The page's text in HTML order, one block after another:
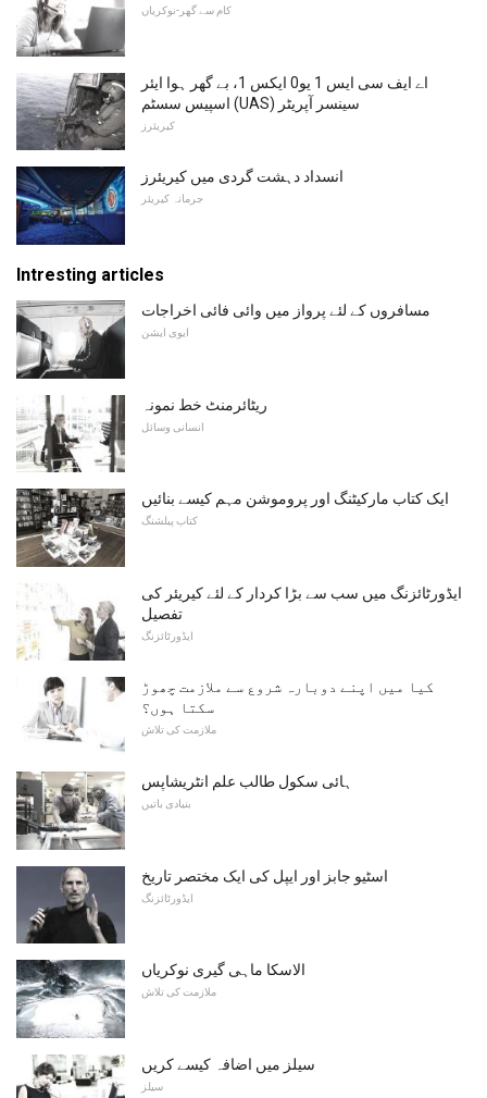
کام سے گھر-نوکریاں
اے ایف سی ایس 1 یو0 ایکس 1، بے گھر ہوا ایئر
اسپیس سسٹم (UAS) سینسر آپریٹر
کیریئرز
انسداد دہشت گردی میں کیریئرز
جرمانہ کیریئر
Intresting articles
مسافروں کے لئے پرواز میں وائی فائی اخراجات
ایوی ایشن
ریٹائرمنٹ خط نمونہ
انسانی وسائل
ایک کتاب مارکیٹنگ اور پروموشن مہم کیسے بنائیں
کتاب پبلشنگ
ایڈورٹائزنگ میں سب سے بڑا کردار کے لئے کیریئر کی
تفصیل
ایڈورٹائزنگ
کیا میں اپنے دوبارہ شروع سے ملازمت چھوڑ
سکتا ہوں؟
ملازمت کی تلاش
ہائی سکول طالب علم انٹریشاپس
بنیادی باتیں
اسٹیو جابز اور ایپل کی ایک مختصر تاریخ
ایڈورٹائزنگ
الاسکا ماہی گیری نوکریاں
ملازمت کی تلاش
سیلز میں اضافہ کیسے کریں
سیلز